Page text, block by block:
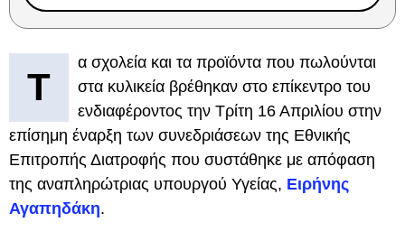
Τ
α σχολεία και τα προϊόντα που πωλούνται
στα κυλικεία βρέθηκαν στο επίκεντρο του
ενδιαφέροντος την Τρίτη 16 Απριλίου στην
επίσημη έναρξη των συνεδριάσεων της Εθνικής
Επιτροπής Διατροφής που συστάθηκε με απόφαση
της αναπληρώτριας υπουργού Υγείας, Ειρήνης
Αγαπηδάκη.